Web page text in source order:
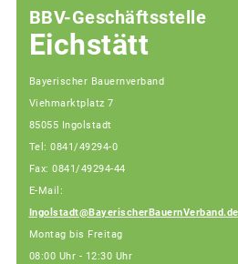
BBV-Geschäftsstelle
Eichstätt
Bayerischer Bauernverband
Viehmarktplatz 7
85055 Ingolstadt
Tel: 0841/49294-0
Fax: 0841/49294-44
E-Mail:
Ingolstadt@BayerischerBauernVerband.de
Montag bis Freitag
08:00 Uhr - 12:30 Uhr